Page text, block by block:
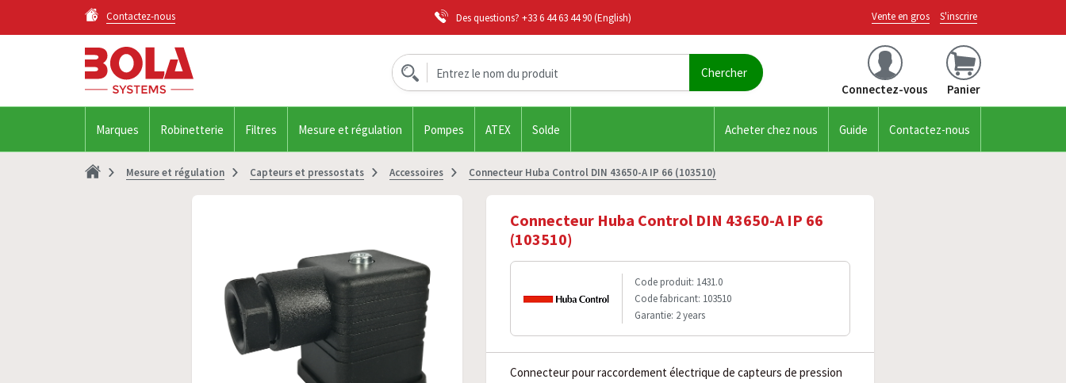
Contactez-nous Des questions? +33 6 44 63 44 90(English) Vente en gros S'inscrire
Connectez-vous Panier
Marques Robinetterie Filtres Mesure et régulation Pompes ATEX Solde Acheter chez nous Guide Contactez-nous
Mesure et régulation Capteurs et pressostats Accessoires Connecteur Huba Control DIN 43650-A IP 66 (103510)
Connecteur Huba Control DIN 43650-A IP 66
(103510)
Code produit: 1431.0
Code fabricant: 103510
Garantie: 2 years
Connecteur pour raccordement électrique de capteurs de pression